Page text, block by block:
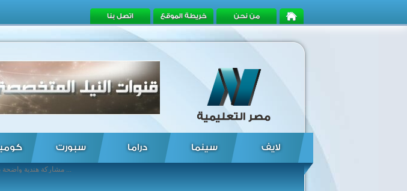
من نحن خريطة الموقع اتصل بنا
لايف سينما دراما سبورت